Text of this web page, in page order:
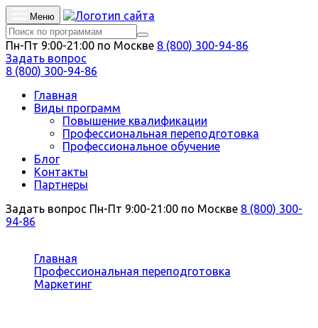
Меню
Пн-Пт 9:00-21:00 по Москве 8 (800) 300-94-86
Задать вопрос
8 (800) 300-94-86
Главная
Виды программ
Повышение квалификации
Профессиональная переподготовка
Профессиональное обучение
Блог
Контакты
Партнеры
Задать вопрос Пн-Пт 9:00-21:00 по Москве 8 (800) 300-
94-86
Главная
Профессиональная переподготовка
Маркетинг